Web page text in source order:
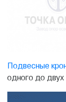
Подвесные
одного до двух